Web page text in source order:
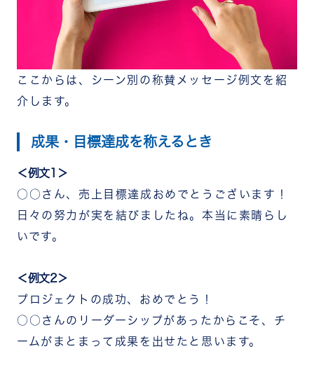
ここからは、シーン別の称賛メッセージ例文を紹
介します。
成果・目標達成を称えるとき
＜例文1＞
○○さん、売上目標達成おめでとうございます！
日々の努力が実を結びましたね。本当に素晴らし
いです。
＜例文2＞
プロジェクトの成功、おめでとう！
○○さんのリーダーシップがあったからこそ、チ
ームがまとまって成果を出せたと思います。